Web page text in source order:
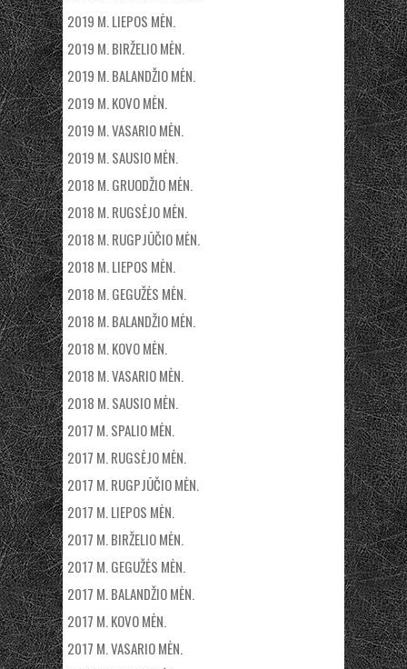
2019 M. LIEPOS MĖN.
2019 M. BIRŽELIO MĖN.
2019 M. BALANDŽIO MĖN.
2019 M. KOVO MĖN.
2019 M. VASARIO MĖN.
2019 M. SAUSIO MĖN.
2018 M. GRUODŽIO MĖN.
2018 M. RUGSĖJO MĖN.
2018 M. RUGPJŪČIO MĖN.
2018 M. LIEPOS MĖN.
2018 M. GEGUŽĖS MĖN.
2018 M. BALANDŽIO MĖN.
2018 M. KOVO MĖN.
2018 M. VASARIO MĖN.
2018 M. SAUSIO MĖN.
2017 M. SPALIO MĖN.
2017 M. RUGSĖJO MĖN.
2017 M. RUGPJŪČIO MĖN.
2017 M. LIEPOS MĖN.
2017 M. BIRŽELIO MĖN.
2017 M. GEGUŽĖS MĖN.
2017 M. BALANDŽIO MĖN.
2017 M. KOVO MĖN.
2017 M. VASARIO MĖN.